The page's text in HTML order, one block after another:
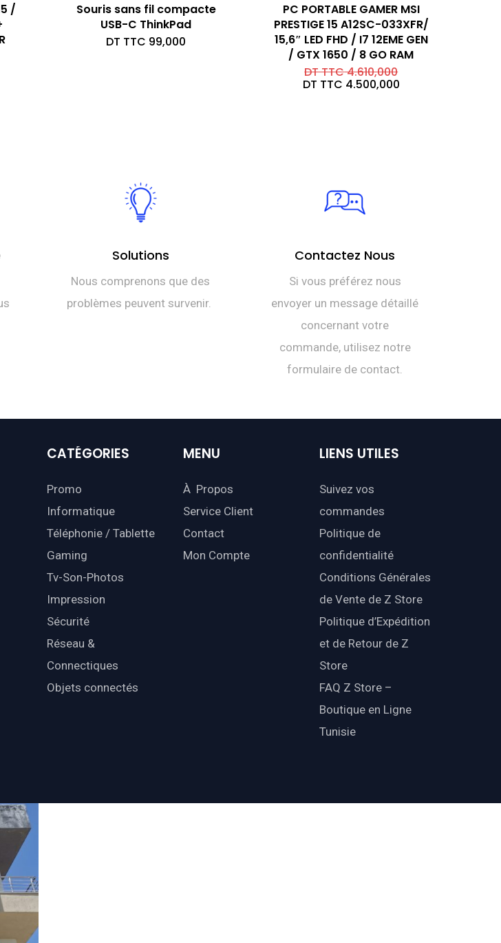
/
Souris sans fil compacte
USB-C ThinkPad
DT TTC 99,000
PC PORTABLE GAMER MSI
PRESTIGE 15 A12SC-033XFR/
15,6″ LED FHD / I7 12EME GEN
/ GTX 1650 / 8 GO RAM
DT TTC4.610,000Le
prix
initial
DT TTC 4.500,000Le
Solutions
Nous comprenons que des
problèmes peuvent survenir.
Contactez Nous
Si vous préférez nous
envoyer un message détaillé
concernant votre
commande, utilisez notre
formulaire de contact.
CATÉGORIES
Promo
Informatique
Téléphonie / Tablette
Gaming
Tv-Son-Photos
Impression
Sécurité
Réseau &
Connectiques
Objets connectés
MENU
À Propos
Service Client
Contact
Mon Compte
LIENS UTILES
Suivez vos
commandes
Politique de
confidentialité
Conditions Générales
de Vente de Z Store
Politique d’Expédition
et de Retour de Z
Store
FAQ Z Store –
Boutique en Ligne
Tunisie